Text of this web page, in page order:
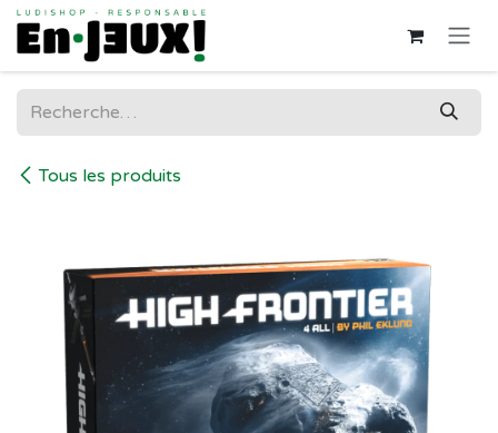
Se rendre au contenu
Tous les produits